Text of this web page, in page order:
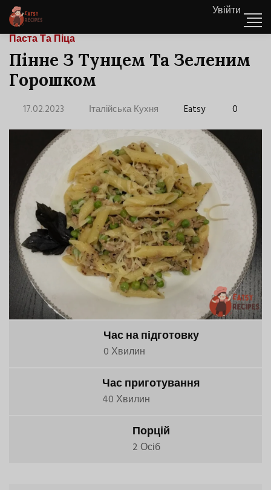
Увійти
Паста Та Піца
Пінне З Тунцем Та Зеленим
Горошком
17.02.2023 Італійська Кухня Eatsy 0
Час на підготовку
0 Хвилин
Час приготування
40 Хвилин
Порцій
2 Осіб